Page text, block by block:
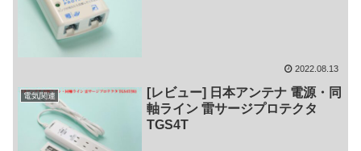
2022.08.13
電気関連
[レビュー] 日本アンテナ 電源・同
軸ライン 雷サージプロテクタ
TGS4T